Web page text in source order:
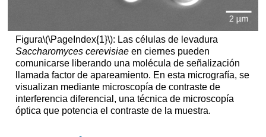
Figura\(\PageIndex{1}\): Las células de levadura
Saccharomyces cerevisiaeen ciernes pueden
comunicarse liberando una molécula de señalización
llamada factor de apareamiento. En esta micrografía, se
visualizan mediante microscopía de contraste de
interferencia diferencial, una técnica de microscopía
óptica que potencia el contraste de la muestra.